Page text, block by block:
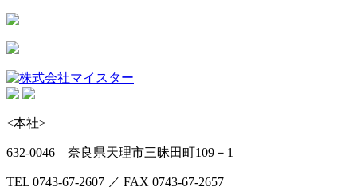
<本社>
632-0046 奈良県天理市三昧田町109－1
TEL 0743-67-2607 ／ FAX 0743-67-2657